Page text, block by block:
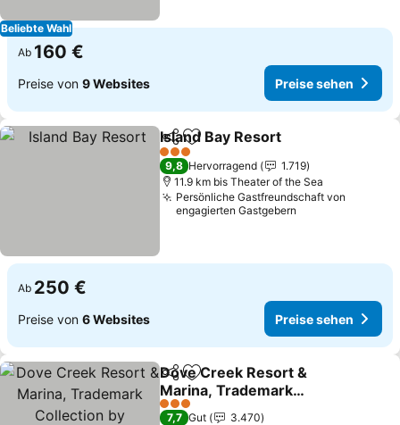
Beliebte Wahl
Ab 160 €
Preise von 9 Websites Preise sehen
TeilenZu Favoriten hinzufügen
Island Bay Resort
3 Sterne
9,8 Hervorragend
1.719
11.9 km bis Theater of the Sea
Persönliche Gastfreundschaft von
engagierten Gastgebern
Ab 250 €
Preise von 6 Websites Preise sehen
TeilenZu Favoriten hinzufügen
Dove Creek Resort &
Marina, Trademark
Collection by Wyndham
Preise sehen
3 Sterne
7,7 Gut
3.470